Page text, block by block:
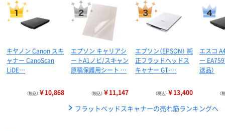
キヤノン Canon スキ
ャナー CanoScan
LiDE…
（税込） ￥10,868
エプソン キャリアシ
ートA1ノビ/スキャン
原稿保護用シート …
（税込） ￥11,147
エプソン（EPSON） 純
正フラッドヘッドス
キャナー GT-…
（税込） ￥13,400
エスコ
ー
送品）
（
フラットベッドスキャナーの売れ筋ランキングへ